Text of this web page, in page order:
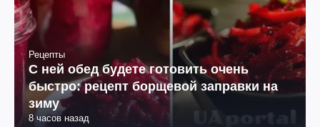
Рецепты
С ней обед будете готовить очень
быстро: рецепт борщевой заправки на
зиму
8 часов назад